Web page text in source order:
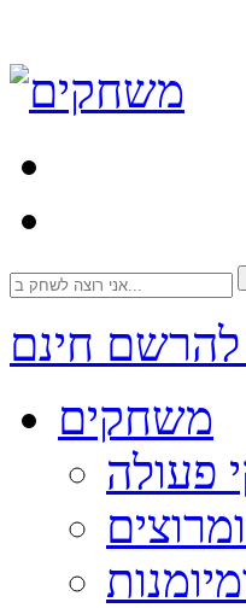
חינם
משחקים
פעולה